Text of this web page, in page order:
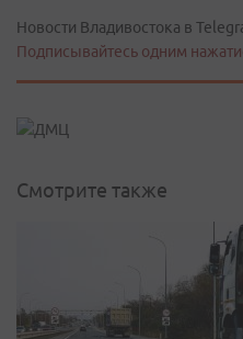
Новости Владивостока в
Подписывайтесь одним
Смотрите также